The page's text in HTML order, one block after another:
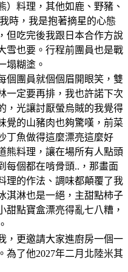
）料理，其他如鹿、野豬、
時，我是抱著摘星的心態
但吃完後我跟日本合作方說
雪也要。行程前團員也是戰
塌糊塗。
個團員就個個眉開眼笑，雙
一定要再排，我也許諾下次
，光讓討厭螢烏賊的我覺得
覺的山豬肉也夠驚嘆，前菜
丁魚做得這麼漂亮這麼好
熊料理，讓在場所有人點頭
個都在啃骨頭..，那畫面
理的作法、調味都顛覆了我
淇淋也是一絕，主甜點柿子
甜點寶盒漂亮得亂七八糟，
，更邀請大家進廚房一個一
為了他2027年二月北陸米其